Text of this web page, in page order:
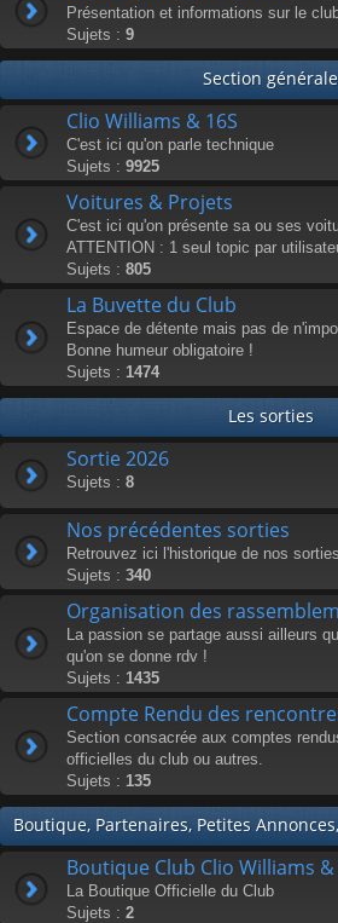
Présentation et informations sur le
Sujets : 9
Section générale
Clio Williams & 16S
C'est ici qu'on parle technique
Sujets : 9925
Voitures & Projets
C'est ici qu'on présente sa ou ses
ATTENTION : 1 seul topic par
Sujets : 805
La Buvette du Club
Espace de détente mais pas de
Bonne humeur obligatoire !
Sujets : 1474
Les sorties
Sortie 2026
Sujets : 8
Nos précédentes sorties
Retrouvez ici l'historique de nos
Sujets : 340
Organisation des
La passion se partage aussi ailleurs
qu'on se donne rdv !
Sujets : 1435
Compte Rendu des
Section consacrée aux comptes
officielles du club ou autres.
Sujets : 135
Boutique, Partenaires, Petites
Boutique Club Clio Williams &
La Boutique Officielle du Club
Sujets : 2